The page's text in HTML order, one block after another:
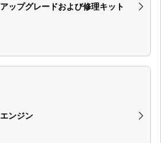
アップグレードおよび修理キット
エンジン